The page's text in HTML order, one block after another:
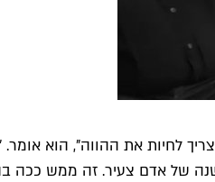
לחיות את ההווה", הוא
של אדם צעיר. זה ממש ככה